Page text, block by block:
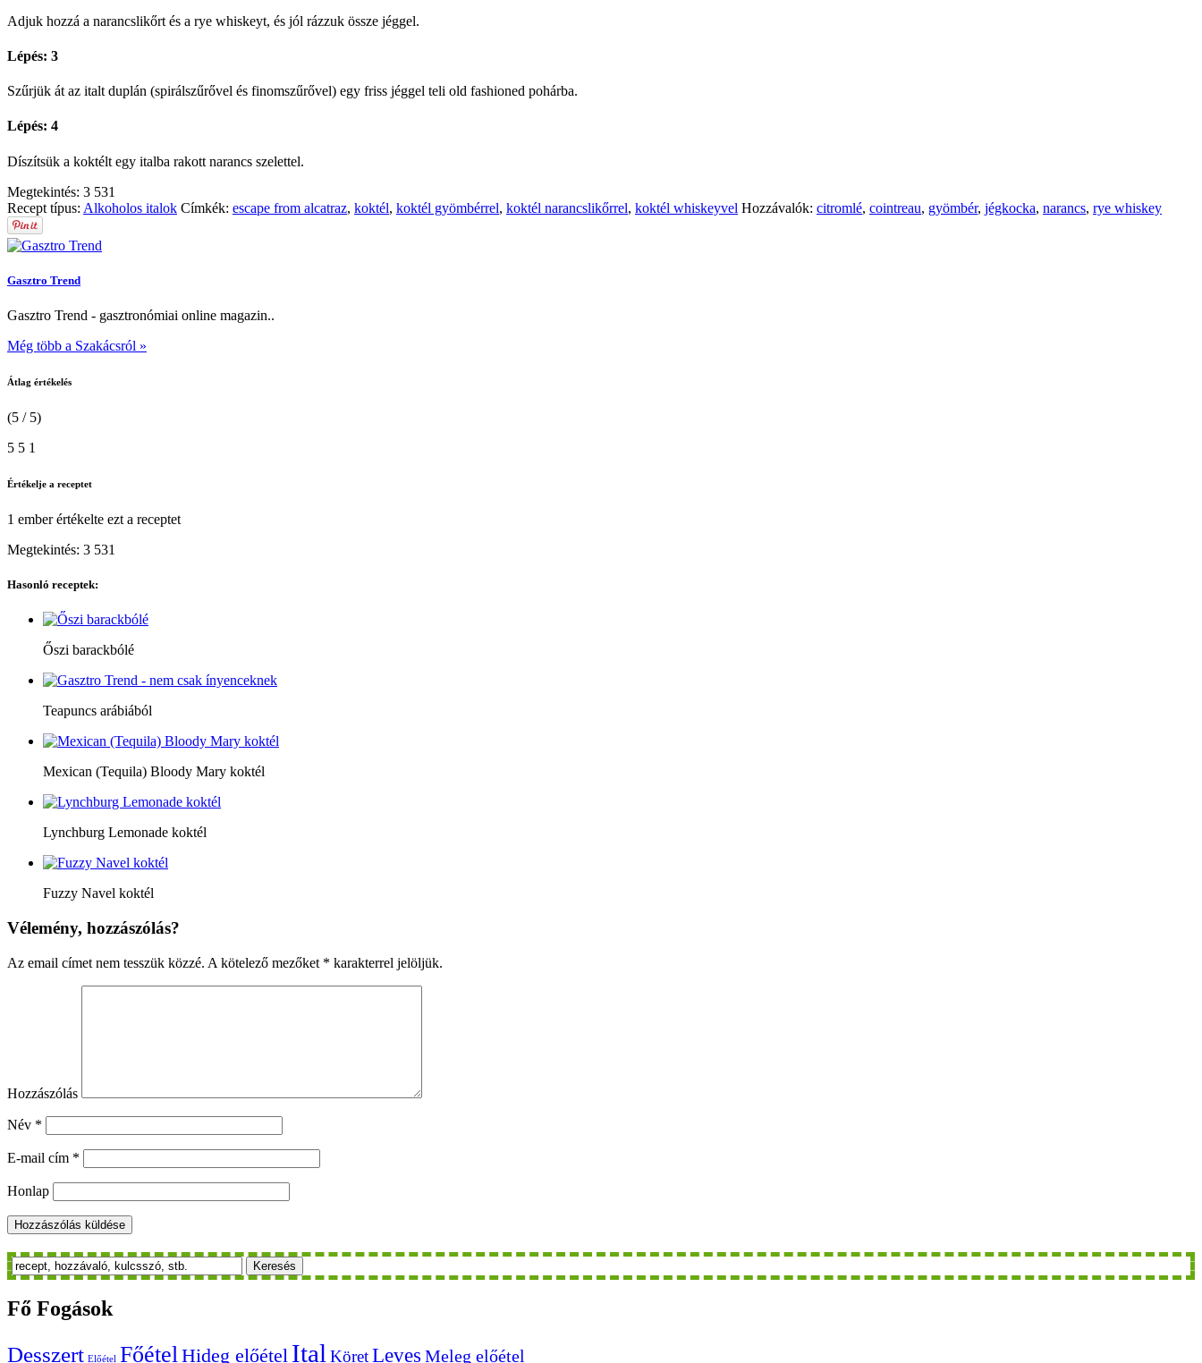
Adjuk hozzá a narancslikőrt és a rye whiskeyt, és jól rázzuk össze jéggel.
Lépés: 3
Szűrjük át az italt duplán (spirálszűrővel és finomszűrővel) egy friss jéggel teli old fashioned pohárba.
Lépés: 4
Díszítsük a koktélt egy italba rakott narancs szelettel.
Megtekintés: 3 531
Recept típus: Alkoholos italok Címkék: escape from alcatraz, koktél, koktél gyömbérrel, koktél narancslikőrrel, koktél whiskeyvel Hozzávalók: citromlé, cointreau, gyömbér, jégkocka, narancs, rye whiskey
Gasztro Trend
Gasztro Trend - gasztronómiai online magazin..
Még több a Szakácsról »
Átlag értékelés
(5 / 5)
5 5 1
Értékelje a receptet
1 emberértékelte ezt a receptet
Megtekintés: 3 531
Hasonló receptek:
Őszi barackbólé
Teapuncs arábiából
Mexican (Tequila) Bloody Mary koktél
Lynchburg Lemonade koktél
Fuzzy Navel koktél
Vélemény, hozzászólás?
Az email címet nem tesszük közzé. A kötelező mezőket * karakterrel jelöljük.
Hozzászólás
Név *
E-mail cím *
Honlap
Keresés
Fő Fogások
Desszert Előétel FőételHideg előétel Ital KöretLeves Meleg előétel